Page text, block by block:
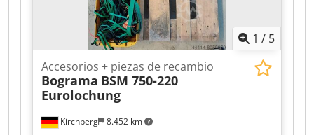
1 / 5
Kirchberg 8.452 km
Accesorios + piezas de recambio
Bograma BSM 750-220
Eurolochung